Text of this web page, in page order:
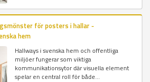
för posters i hallar -
hem
Hallways i svenska hem och offentliga
miljöer fungerar som viktiga
kommunikationsytor där visuella element
spelar en central roll för både...